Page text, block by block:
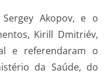
Akopov, e o
Kirill Dmitriév,
e referendaram o
da Saúde, do